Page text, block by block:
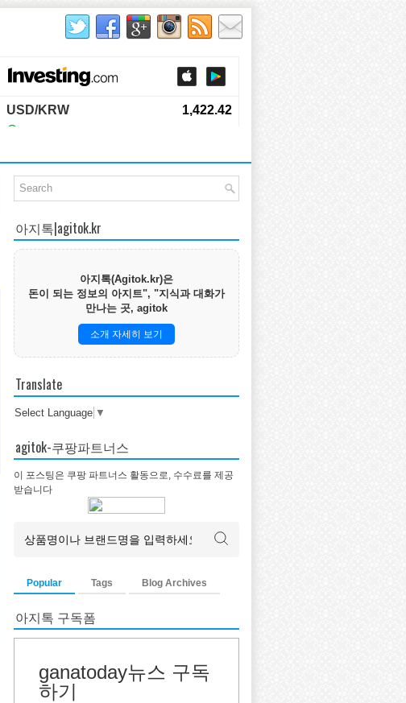
아지톡|agitok.kr
아지톡(Agitok.kr)은
돈이 되는 정보의 아지트", "지식과 대화가
만나는 곳, agitok
소개 자세히 보기
Translate
Select Language ▼
agitok-쿠팡파트너스
이 포스팅은 쿠팡 파트너스 활동으로, 수수료를 제공
받습니다
Popular Tags Blog Archives
아지톡 구독폼
ganatoday뉴스 구독
하기